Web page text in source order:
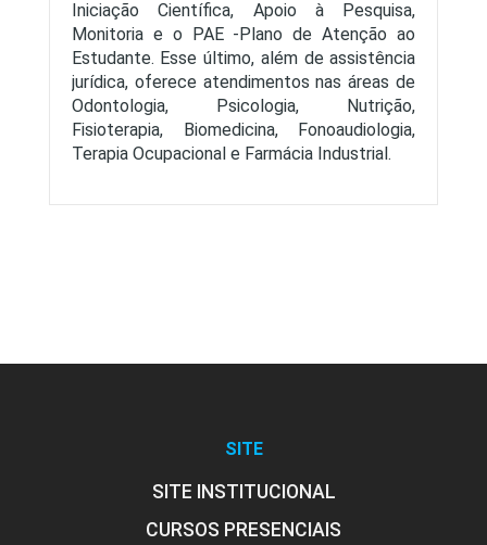
Iniciação Científica, Apoio à Pesquisa,
Monitoria e o PAE -Plano de Atenção ao
Estudante. Esse último, além de assistência
jurídica, oferece atendimentos nas áreas de
Odontologia, Psicologia, Nutrição,
Fisioterapia, Biomedicina, Fonoaudiologia,
Terapia Ocupacional e Farmácia Industrial.
SITE
SITE INSTITUCIONAL
CURSOS PRESENCIAIS